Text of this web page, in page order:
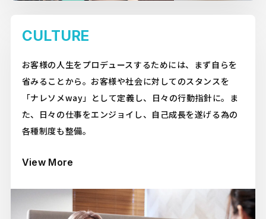
CULTURE
お客様の人生をプロデュースするためには、まず自らを
省みることから。お客様や社会に対してのスタンスを
「ナレソメway」として定義し、日々の行動指針に。ま
た、日々の仕事をエンジョイし、自己成長を遂げる為の
各種制度も整備。
View More